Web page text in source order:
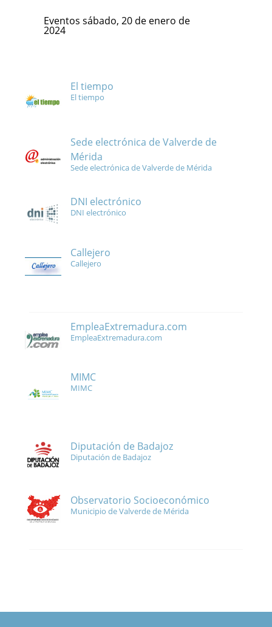
Eventos sábado, 20 de enero de
2024
El tiempo
El tiempo
Sede electrónica de Valverde de
Mérida
Sede electrónica de Valverde de Mérida
DNI electrónico
DNI electrónico
Callejero
Callejero
EmpleaExtremadura.com
EmpleaExtremadura.com
MIMC
MIMC
Diputación de Badajoz
Diputación de Badajoz
Observatorio Socioeconómico
Municipio de Valverde de Mérida